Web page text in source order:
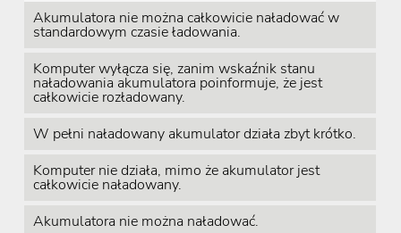
Akumulatora nie można całkowicie naładować w
standardowym czasie ładowania.
Komputer wyłącza się, zanim wskaźnik stanu
naładowania akumulatora poinformuje, że jest
całkowicie rozładowany.
W pełni naładowany akumulator działa zbyt krótko.
Komputer nie działa, mimo że akumulator jest
całkowicie naładowany.
Akumulatora nie można naładować.